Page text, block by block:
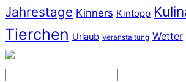
Jahrestage Kinners Kintopp
Tierchen Urlaub Veranstaltung Wetter